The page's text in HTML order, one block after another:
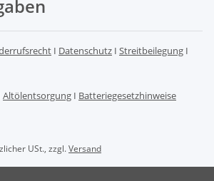
I Datenschutz I Streitbeilegung I
Altölentsorgung I Batteriegesetzhinweise
USt., zzgl.Versand